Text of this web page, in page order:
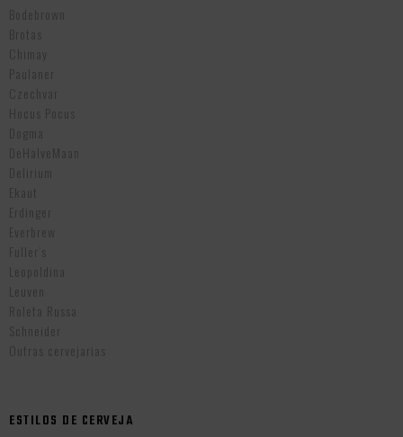
Bodebrown
Brotas
Chimay
Paulaner
Czechvar
Hocus Pocus
Dogma
DeHalveMaan
Delirium
Ekaut
Erdinger
Everbrew
Fuller’s
Leopoldina
Leuven
Roleta Russa
Schneider
Outras cervejarias
ESTILOS DE CERVEJA